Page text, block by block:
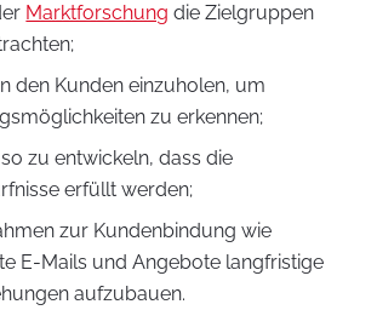
Marktforschung die Zielgruppen
den Kunden einzuholen, um
zu erkennen;
zu entwickeln, dass die
erfüllt werden;
zur Kundenbindung wie
E-Mails und Angebote langfristige
aufzubauen.